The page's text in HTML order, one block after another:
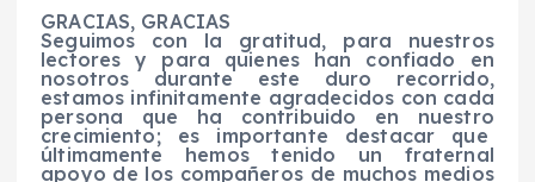
GRACIAS, GRACIAS
Seguimos con la gratitud, para nuestros
lectores y para quienes han confiado en
nosotros durante este duro recorrido,
estamos infinitamente agradecidos con cada
persona que ha contribuido en nuestro
crecimiento; es importante destacar que
últimamente hemos tenido un fraternal
apoyo de los compañeros de muchos medios